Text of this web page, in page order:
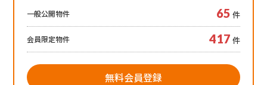
一般公開物件 65 件
会員限定物件 417 件
無料会員登録